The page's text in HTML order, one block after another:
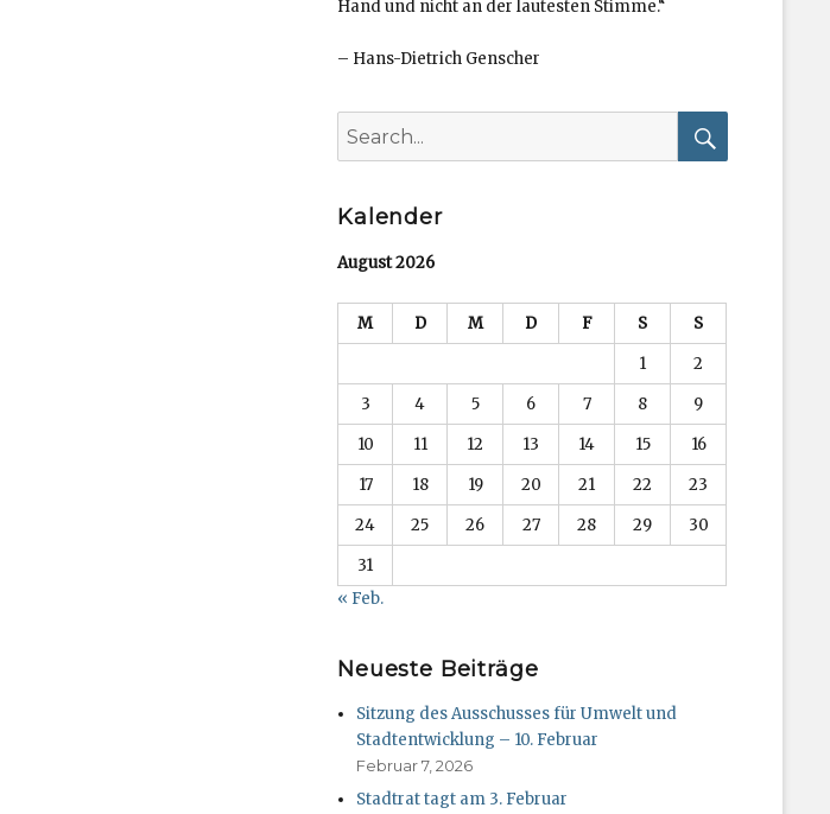
Hand und nicht an der lautesten Stimme.“
– Hans-Dietrich Genscher
for:
Kalender
August 2026
M D M D F S
S
1
2
3
4 5 6 7 8
9
10
11 12 13 14 15
16
17
18 19 20 21 22
23
24
25 26 27 28 29
30
31
« Feb.
Neueste Beiträge
Sitzung des Ausschusses für Umwelt und
Stadtentwicklung – 10. Februar
Februar 7, 2026
Stadtrat tagt am 3. Februar